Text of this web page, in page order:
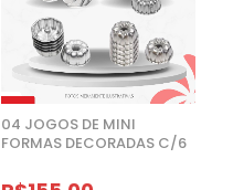
04 JOGOS DE MINI
FORMAS DECORADAS C/6